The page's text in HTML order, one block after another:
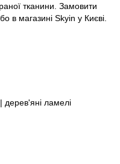
тканини. Замовити
в магазині Skyin у Києві.
дерев'яні ламелі